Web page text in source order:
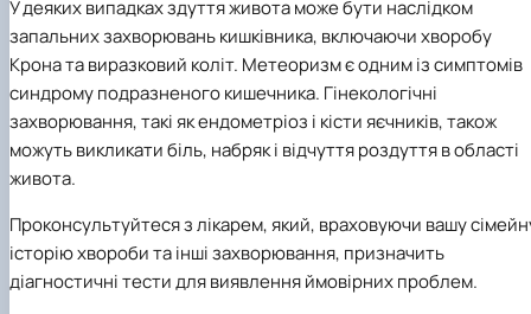
У деяких випадках здуття живота може бути наслідком
запальних захворювань кишківника, включаючи хворобу
Крона та виразковий коліт. Метеоризм є одним із симптомів
синдрому подразненого кишечника. Гінекологічні
захворювання, такі як ендометріоз і кісти яєчників, також
можуть викликати біль, набряк і відчуття роздуття в області
живота.
Проконсультуйтеся з лікарем, який, враховуючи вашу
історію хвороби та інші захворювання, призначить
діагностичні тести для виявлення ймовірних проблем.